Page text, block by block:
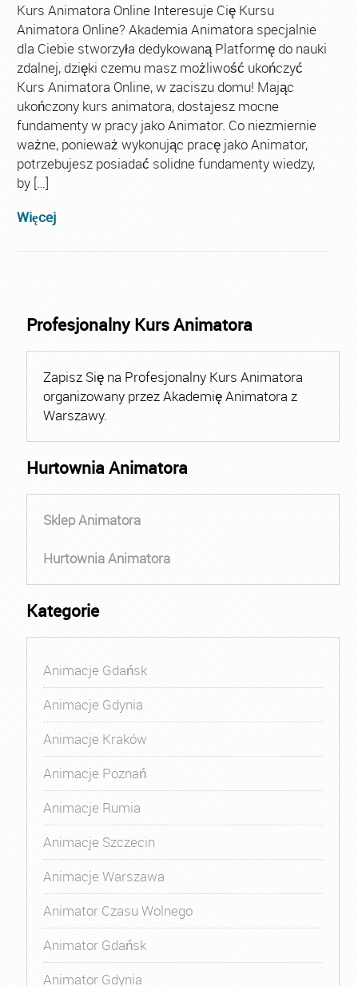
Kurs Animatora Online Interesuje Cię Kursu
Animatora Online? Akademia Animatora specjalnie
dla Ciebie stworzyła dedykowaną Platformę do nauki
zdalnej, dzięki czemu masz możliwość ukończyć
Kurs Animatora Online, w zaciszu domu! Mając
ukończony kurs animatora, dostajesz mocne
fundamenty w pracy jako Animator. Co niezmiernie
ważne, ponieważ wykonując pracę jako Animator,
potrzebujesz posiadać solidne fundamenty wiedzy,
by […]
Więcej
Profesjonalny Kurs Animatora
Zapisz Się na Profesjonalny Kurs Animatora
organizowany przez Akademię Animatora z
Warszawy.
Hurtownia Animatora
Sklep Animatora
Hurtownia Animatora
Kategorie
Animacje Gdańsk
Animacje Gdynia
Animacje Kraków
Animacje Poznań
Animacje Rumia
Animacje Szczecin
Animacje Warszawa
Animator Czasu Wolnego
Animator Gdańsk
Animator Gdynia